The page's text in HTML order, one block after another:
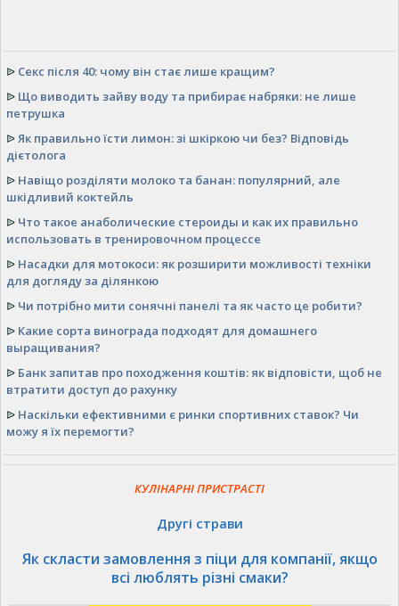
ᐉ Секс після 40: чому він стає лише кращим?
ᐉ Що виводить зайву воду та прибирає набряки: не лише
петрушка
ᐉЯк правильно їсти лимон: зі шкіркою чи без? Відповідь
дієтолога
ᐉ Навіщо розділяти молоко та банан: популярний, але
шкідливий коктейль
ᐉ Что такое анаболические стероиды и как их правильно
использовать в тренировочном процессе
ᐉ Насадки для мотокоси: як розширити можливості техніки
для догляду за ділянкою
ᐉ Чи потрібно мити сонячні панелі та як часто це робити?
ᐉ Какие сорта винограда подходят для домашнего
выращивания?
ᐉ Банк запитав про походження коштів: як відповісти, щоб не
втратити доступ до рахунку
ᐉ Наскільки ефективними є ринки спортивних ставок? Чи
можу я їх перемогти?
КУЛІНАРНІ ПРИСТРАСТІ
Другі страви
Як скласти замовлення з піци для компанії, якщо
всі люблять різні смаки?